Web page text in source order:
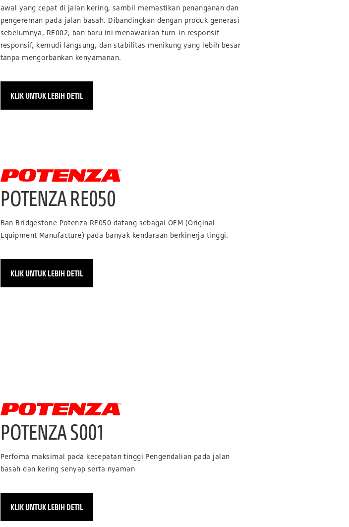
awal yang cepat di jalan kering, sambil memastikan penanganan dan
pengereman pada jalan basah. Dibandingkan dengan produk generasi
sebelumnya, RE002, ban baru ini menawarkan turn-in responsif
responsif, kemudi langsung, dan stabilitas menikung yang lebih besar
tanpa mengorbankan kenyamanan.
KLIK UNTUK LEBIH DETIL
POTENZA RE050
Ban Bridgestone Potenza RE050 datang sebagai OEM (Original
Equipment Manufacture) pada banyak kendaraan berkinerja tinggi.
KLIK UNTUK LEBIH DETIL
POTENZA S001
Perfoma maksimal pada kecepatan tinggi Pengendalian pada jalan
basah dan kering senyap serta nyaman
KLIK UNTUK LEBIH DETIL